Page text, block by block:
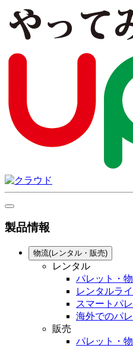
製品情報
物流(レンタル・販売)
レンタル
パレット・
レンタルラ
スマートパ
海外でのパ
販売
パレット・